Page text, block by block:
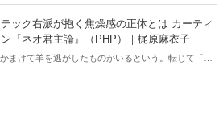
ック右派が抱く焦燥感の正体とは カーティ
『ネオ君主論』（PHP）｜梶原麻衣子
まけて羊を逃がしたものがいるという。転じて「読